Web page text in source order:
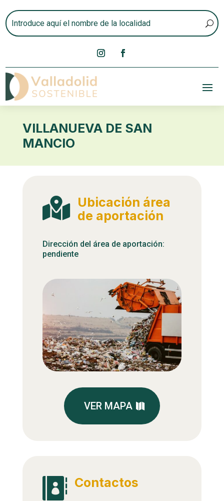
VILLANUEVA DE SAN
MANCIO
 Ubicación área
de aportación
Dirección del área de aportación:
pendiente
VER MAPA
 Contactos